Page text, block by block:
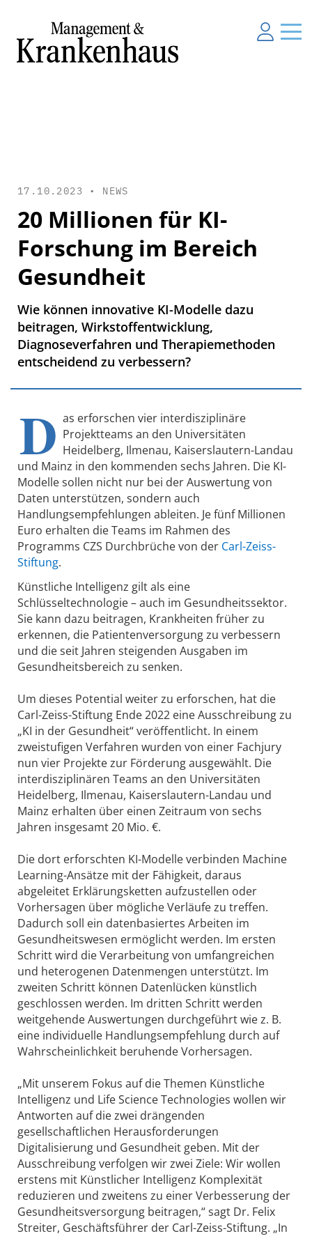
17.10.2023 • NEWS
20 Millionen für KI-
Forschung im Bereich
Gesundheit
Wie können innovative KI-Modelle dazu
beitragen, Wirkstoffentwicklung,
Diagnoseverfahren und Therapiemethoden
entscheidend zu verbessern?
D as erforschen vier interdisziplinäre
Projektteams an den Universitäten
Heidelberg, Ilmenau, Kaiserslautern-Landau
und Mainz in den kommenden sechs Jahren. Die KI-
Modelle sollen nicht nur bei der Auswertung von
Daten unterstützen, sondern auch
Handlungsempfehlungen ableiten. Je fünf Millionen
Euro erhalten die Teams im Rahmen des
Programms CZS Durchbrüche von der Carl-Zeiss-
Stiftung.
Künstliche Intelligenz gilt als eine
Schlüsseltechnologie – auch im Gesundheitssektor.
Sie kann dazu beitragen, Krankheiten früher zu
erkennen, die Patientenversorgung zu verbessern
und die seit Jahren steigenden Ausgaben im
Gesundheitsbereich zu senken.
Um dieses Potential weiter zu erforschen, hat die
Carl-Zeiss-Stiftung Ende 2022 eine Ausschreibung zu
„KI in der Gesundheit“ veröffentlicht. In einem
zweistufigen Verfahren wurden von einer Fachjury
nun vier Projekte zur Förderung ausgewählt. Die
interdisziplinären Teams an den Universitäten
Heidelberg, Ilmenau, Kaiserslautern-Landau und
Mainz erhalten über einen Zeitraum von sechs
Jahren insgesamt 20 Mio. €.
Die dort erforschten KI-Modelle verbinden Machine
Learning-Ansätze mit der Fähigkeit, daraus
abgeleitet Erklärungsketten aufzustellen oder
Vorhersagen über mögliche Verläufe zu treffen.
Dadurch soll ein datenbasiertes Arbeiten im
Gesundheitswesen ermöglicht werden. Im ersten
Schritt wird die Verarbeitung von umfangreichen
und heterogenen Datenmengen unterstützt. Im
zweiten Schritt können Datenlücken künstlich
geschlossen werden. Im dritten Schritt werden
weitgehende Auswertungen durchgeführt wie z. B.
eine individuelle Handlungsempfehlung durch auf
Wahrscheinlichkeit beruhende Vorhersagen.
„Mit unserem Fokus auf die Themen Künstliche
Intelligenz und Life Science Technologies wollen wir
Antworten auf die zwei drängenden
gesellschaftlichen Herausforderungen
Digitalisierung und Gesundheit geben. Mit der
Ausschreibung verfolgen wir zwei Ziele: Wir wollen
erstens mit Künstlicher Intelligenz Komplexität
reduzieren und zweitens zu einer Verbesserung der
Gesundheitsversorgung beitragen,“ sagt Dr. Felix
Streiter, Geschäftsführer der Carl-Zeiss-Stiftung. „In